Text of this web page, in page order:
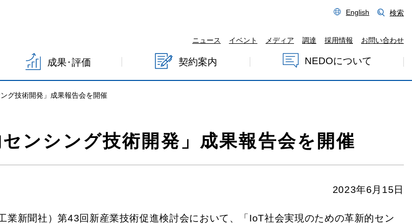
English 検索
ニュース イベント メディア 調達 採用情報 お問い合わせ
成果･評価 契約案内 NEDOについて
グ技術開発」成果報告会を開催
ンシング技術開発」成果報告会を開催
2023年6月15日
新聞社）第43回新産業技術促進検討会において、「IoT社会実現のための革新的セン